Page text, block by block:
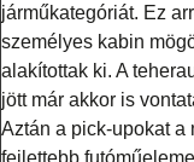
járműkategóriát. Ez
személyes kabin
alakítottak ki. A
jött már akkor is
Aztán a pick-upokat a
fejlettebb